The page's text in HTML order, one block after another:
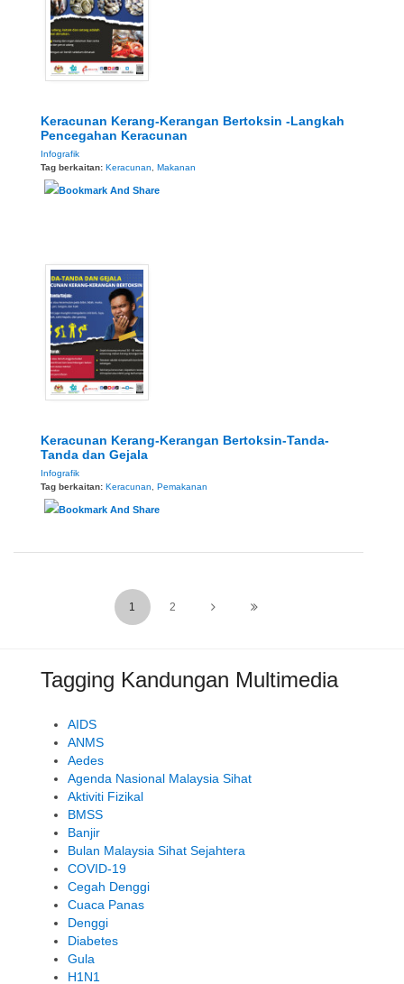
Keracunan Kerang-Kerangan Bertoksin -Langkah
Pencegahan Keracunan
Infografik
Tag berkaitan: Keracunan Makanan
Keracunan Kerang-Kerangan Bertoksin-Tanda-
Tanda dan Gejala
Infografik
Tag berkaitan: Keracunan Pemakanan
1 2
Tagging Kandungan Multimedia
AIDS
ANMS
Aedes
Agenda Nasional Malaysia Sihat
Aktiviti Fizikal
BMSS
Banjir
Bulan Malaysia Sihat Sejahtera
COVID-19
Cegah Denggi
Cuaca Panas
Denggi
Diabetes
Gula
H1N1